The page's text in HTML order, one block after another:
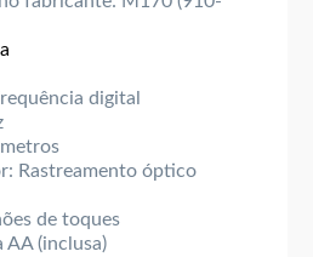
digital
Rastreamento óptico
de toques
AA (inclusa)